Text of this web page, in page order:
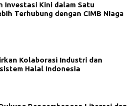
Investasi Kini dalam Satu
Terhubung dengan CIMB Niaga
Kolaborasi Industri dan
Halal Indonesia